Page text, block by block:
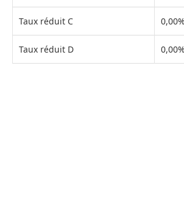
Taux réduit C 0,00%
Taux réduit D 0,00%